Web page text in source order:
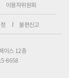
이용자위원회
불편신고
이스 12층
8658